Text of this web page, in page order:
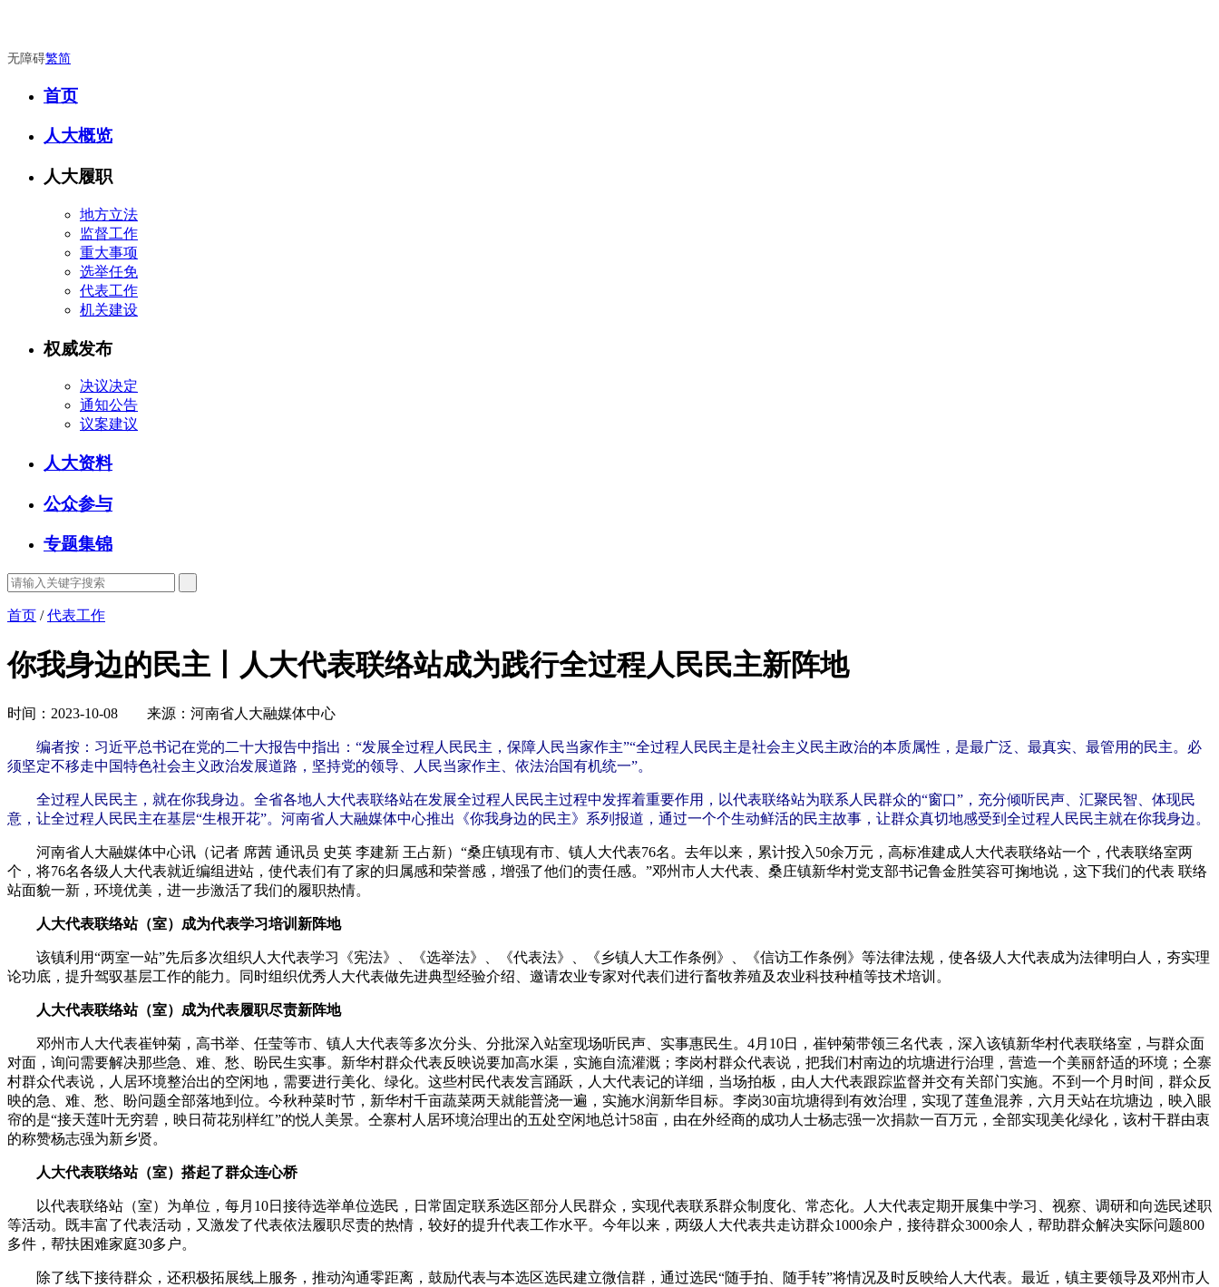
无障碍繁简
首页
人大概览
人大履职
地方立法
监督工作
重大事项
选举任免
代表工作
机关建设
权威发布
决议决定
通知公告
议案建议
人大资料
公众参与
专题集锦
首页 /代表工作
你我身边的民主丨人大代表联络站成为践行全过程人民民主新阵地
时间：2023-10-08 来源：河南省人大融媒体中心
编者按：习近平总书记在党的二十大报告中指出：“发展全过程人民民主，保障人民当家作主”“全过程人民民主是社会主义民主政治的本质属性，是最广泛、最真实、最管用的民主。必
须坚定不移走中国特色社会主义政治发展道路，坚持党的领导、人民当家作主、依法治国有机统一”。
全过程人民民主，就在你我身边。全省各地人大代表联络站在发展全过程人民民主过程中发挥着重要作用，以代表联络站为联系人民群众的“窗口”，充分倾听民声、汇聚民智、体现民
意，让全过程人民民主在基层“生根开花”。河南省人大融媒体中心推出《你我身边的民主》系列报道，通过一个个生动鲜活的民主故事，让群众真切地感受到全过程人民民主就在你我身边。
河南省人大融媒体中心讯（记者 席茜 通讯员 史英 李建新 王占新）“桑庄镇现有市、镇人大代表76名。去年以来，累计投入50余万元，高标准建成人大代表联络站一个，代表联络室两
个，将76名各级人大代表就近编组进站，使代表们有了家的归属感和荣誉感，增强了他们的责任感。”邓州市人大代表、桑庄镇新华村党支部书记鲁金胜笑容可掬地说，这下我们的代表 联络
站面貌一新，环境优美，进一步激活了我们的履职热情。
人大代表联络站（室）成为代表学习培训新阵地
该镇利用“两室一站”先后多次组织人大代表学习《宪法》、《选举法》、《代表法》、《乡镇人大工作条例》、《信访工作条例》等法律法规，使各级人大代表成为法律明白人，夯实理
论功底，提升驾驭基层工作的能力。同时组织优秀人大代表做先进典型经验介绍、邀请农业专家对代表们进行畜牧养殖及农业科技种植等技术培训。
人大代表联络站（室）成为代表履职尽责新阵地
邓州市人大代表崔钟菊，高书举、任莹等市、镇人大代表等多次分头、分批深入站室现场听民声、实事惠民生。4月10日，崔钟菊带领三名代表，深入该镇新华村代表联络室，与群众面
对面，询问需要解决那些急、难、愁、盼民生实事。新华村群众代表反映说要加高水渠，实施自流灌溉；李岗村群众代表说，把我们村南边的坑塘进行治理，营造一个美丽舒适的环境；仝寨
村群众代表说，人居环境整治出的空闲地，需要进行美化、绿化。这些村民代表发言踊跃，人大代表记的详细，当场拍板，由人大代表跟踪监督并交有关部门实施。不到一个月时间，群众反
映的急、难、愁、盼问题全部落地到位。今秋种菜时节，新华村千亩蔬菜两天就能普浇一遍，实施水润新华目标。李岗30亩坑塘得到有效治理，实现了莲鱼混养，六月天站在坑塘边，映入眼
帘的是“接天莲叶无穷碧，映日荷花别样红”的悦人美景。仝寨村人居环境治理出的五处空闲地总计58亩，由在外经商的成功人士杨志强一次捐款一百万元，全部实现美化绿化，该村干群由衷
的称赞杨志强为新乡贤。
人大代表联络站（室）搭起了群众连心桥
以代表联络站（室）为单位，每月10日接待选举单位选民，日常固定联系选区部分人民群众，实现代表联系群众制度化、常态化。人大代表定期开展集中学习、视察、调研和向选民述职
等活动。既丰富了代表活动，又激发了代表依法履职尽责的热情，较好的提升代表工作水平。今年以来，两级人大代表共走访群众1000余户，接待群众3000余人，帮助群众解决实际问题800
多件，帮扶困难家庭30多户。
除了线下接待群众，还积极拓展线上服务，推动沟通零距离，鼓励代表与本选区选民建立微信群，通过选民“随手拍、随手转”将情况及时反映给人大代表。最近，镇主要领导及邓州市人